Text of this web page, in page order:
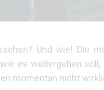
Und wie! Die
es weitergehen
momentan nicht